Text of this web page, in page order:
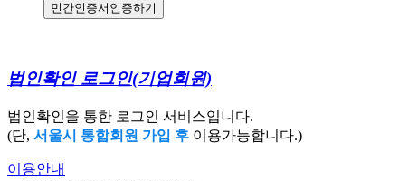
민간인증서 인증하기
법인확인 로그인(기업회원)
법인확인을 통한 로그인 서비스입니다.
(단, 서울시 통합회원 가입 후 이용가능합니다.)
이용안내